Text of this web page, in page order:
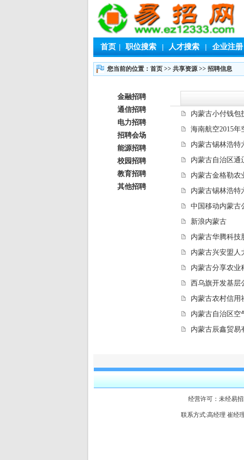
首页 | 职位搜索 | 人才搜索 | 企业注册
您当前的位置：首页 >> 共享资源>> 招聘信息
金融招聘
通信招聘
电力招聘
招聘会场
能源招聘
校园招聘
教育招聘
其他招聘
内蒙古小付钱包
海南航空2015年
内蒙古锡林浩特
内蒙古自治区通
内蒙古金格勒农
内蒙古锡林浩特
中国移动内蒙古
新浪内蒙古
内蒙古华腾科技
内蒙古兴安盟人
内蒙古分享农业
西乌旗开发基层
内蒙古农村信用
内蒙古自治区空
内蒙古辰鑫贸易
经营许可：未经易
联系方式:高经理 崔经